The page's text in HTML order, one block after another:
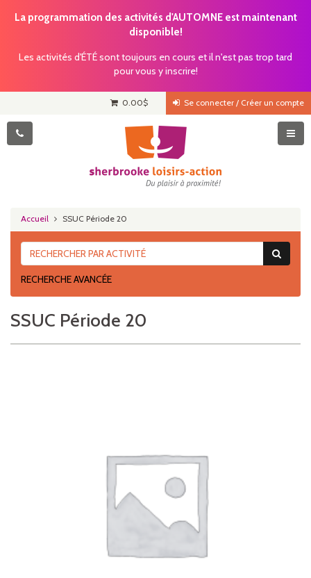
La programmation des activités d'AUTOMNE est maintenant
disponible!
Les activités d'ÉTÉ sont toujours en cours et il n'est pas trop tard
pour vous y inscrire!
Se connecter / Créer un compte
0.00$
Accueil SSUC Période 20
RECHERCHE AVANCÉE
SSUC Période 20